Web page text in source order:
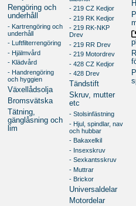
Rengöring och
underhåll
- Kartrengöring och
underhåll
- Luftfilterrengöring
- Hjälmvård
- Klädvård
- Handrengöring
och hyggien
Växellådsolja
Bromsvätska
Tätning,
gänglåsning och
lim
- 219 CZ Kedjor
- 219 RK Kedjor
- 219 RK-NKP
Drev
- 219 RR Drev
- 219 Motordrev
- 428 CZ Kedjor
- 428 Drev
Tändstift
Skruv, mutter
etc
- Stolsinfästning
- Hjul, spindlar, nav
och hubbar
- Bakaxelkil
- Insexskruv
- Sexkantsskruv
- Muttrar
- Brickor
Universaldelar
Motordelar